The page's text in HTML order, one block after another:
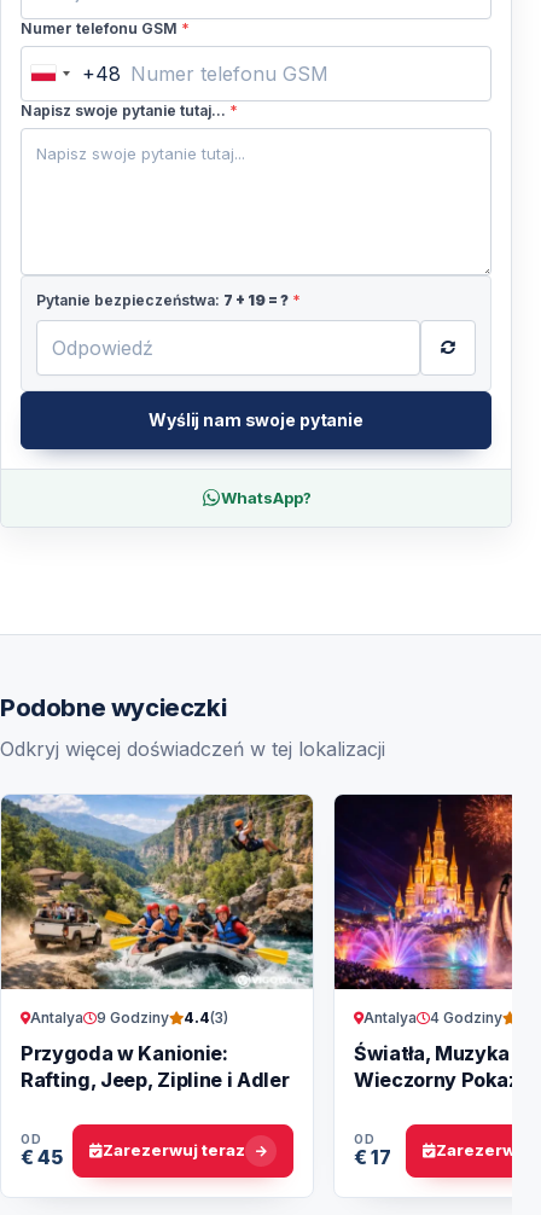
Numer telefonu GSM *
Poland
+48
+48
Napisz swoje pytanie tutaj... *
Pytanie bezpieczeństwa: 7 + 19 = ? *
Wyślij nam swoje pytanie
WhatsApp?
Podobne wycieczki
Odkryj więcej doświadczeń w tej lokalizacji
Antalya 9 Godziny 4.4(3)
Przygoda w Kanionie:
Rafting, Jeep, Zipline i Adler
OD
€ 45 Zarezerwuj teraz
Antalya 4 Godziny
Światła, Muzyka i
Wieczorny Pokaz
OD
€ 17 Zarezerwuj